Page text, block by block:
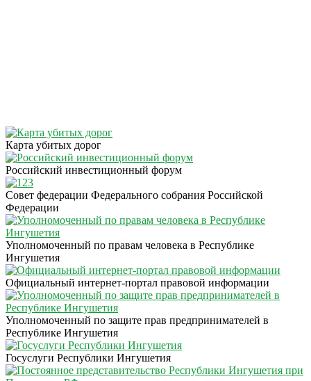
Карта убитых дорог
Российский инвестиционный форум
Совет федерации Федерального собрания Российской
Федерации
Уполномоченный по правам человека в Республике
Ингушетия
Официальный интернет-портал правовой информации
Уполномоченный по защите прав предпринимателей в
Республике Ингушетия
Госуслуги Республики Ингушетия